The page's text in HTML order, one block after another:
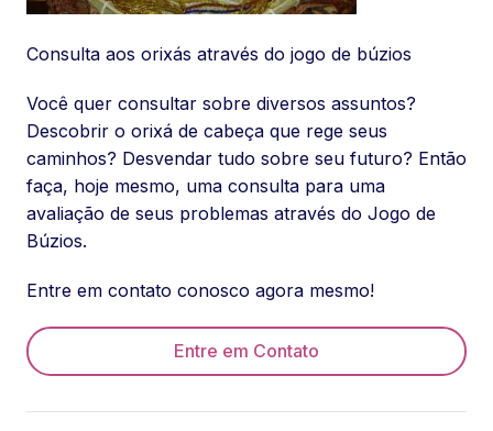
Consulta aos orixás através do jogo de búzios
Você quer consultar sobre diversos assuntos?
Descobrir o orixá de cabeça que rege seus
caminhos? Desvendar tudo sobre seu futuro? Então
faça, hoje mesmo, uma consulta para uma
avaliação de seus problemas através do Jogo de
Búzios.
Entre em contato conosco agora mesmo!
Entre em Contato